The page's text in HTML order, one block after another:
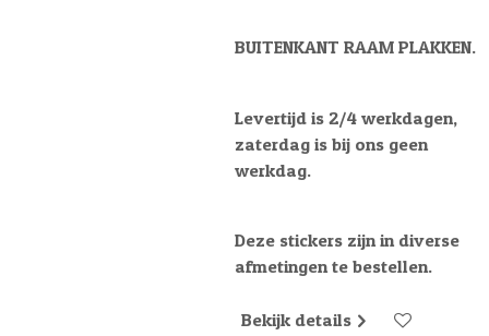
BUITENKANT RAAM PLAKKEN.
Levertijd is 2/4 werkdagen,
zaterdag is bij ons geen
werkdag.
Deze stickers zijn in diverse
afmetingen te bestellen.
Bekijk details